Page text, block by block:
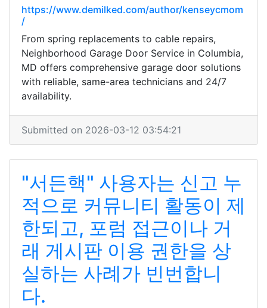
https://www.demilked.com/author/kenseycmom
/
From spring replacements to cable repairs,
Neighborhood Garage Door Service in Columbia,
MD offers comprehensive garage door solutions
with reliable, same-area technicians and 24/7
availability.
Submitted on 2026-03-12 03:54:21
"서든핵" 사용자는 신고 누
적으로 커뮤니티 활동이 제
한되고, 포럼 접근이나 거
래 게시판 이용 권한을 상
실하는 사례가 빈번합니
다.